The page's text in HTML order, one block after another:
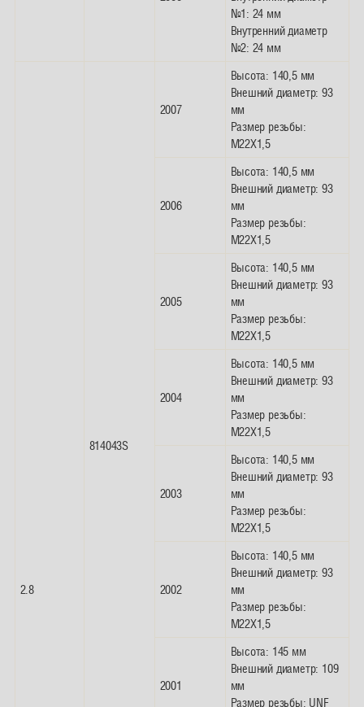
№1: 24 мм
Внутренний диаметр
№2: 24 мм
2.8
814043S
2007
Высота: 140,5 мм
Внешний диаметр: 93
мм
Размер резьбы:
M22X1,5
2006
Высота: 140,5 мм
Внешний диаметр: 93
мм
Размер резьбы:
M22X1,5
2005
Высота: 140,5 мм
Внешний диаметр: 93
мм
Размер резьбы:
M22X1,5
2004
Высота: 140,5 мм
Внешний диаметр: 93
мм
Размер резьбы:
M22X1,5
2003
Высота: 140,5 мм
Внешний диаметр: 93
мм
Размер резьбы:
M22X1,5
2002
Высота: 140,5 мм
Внешний диаметр: 93
мм
Размер резьбы:
M22X1,5
2001
Высота: 145 мм
Внешний диаметр: 109
мм
Размер резьбы: UNF